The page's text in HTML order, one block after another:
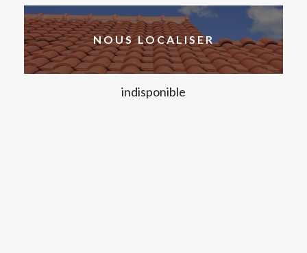
NOUS LOCALISER
indisponible